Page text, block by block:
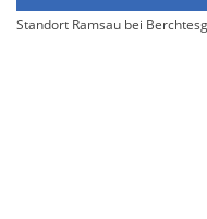
Standort Ramsau bei